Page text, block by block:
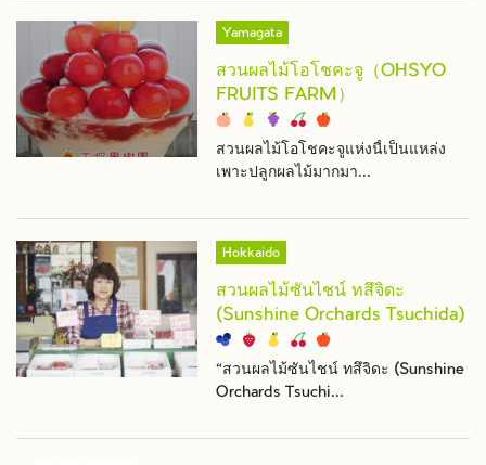
Yamagata
สวนผลไม้โอโชคะจู（OHSYO
FRUITS FARM）
สวนผลไม้โอโชคะจูแห่งนี้เป็นแหล่ง
เพาะปลูกผลไม้มากมา...
Hokkaido
สวนผลไม้ซันไชน์ ทสึจิดะ
(Sunshine Orchards Tsuchida)
“สวนผลไม้ซันไชน์ ทสึจิดะ (Sunshine
Orchards Tsuchi...